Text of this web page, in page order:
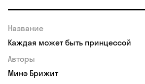
Название
Каждая может быть принцессой
Авторы
Минэ Брижит